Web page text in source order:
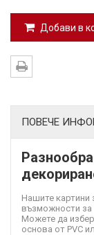
Добави в
ПОВЕЧЕ
Нашите картини
възможности
Можете да
основа от PVC